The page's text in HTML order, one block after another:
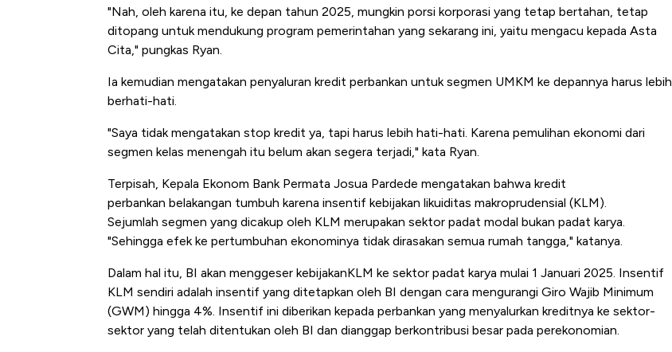
"Nah, oleh karena itu, ke depan tahun 2025, mungkin porsi korporasi yang tetap bertahan, tetap
ditopang untuk mendukung program pemerintahan yang sekarang ini, yaitu mengacu kepada Asta
Cita," pungkas Ryan.
Ia kemudian mengatakan penyaluran kredit perbankan untuk segmen UMKM ke depannya harus lebih
berhati-hati.
"Saya tidak mengatakan stop kredit ya, tapi harus lebih hati-hati. Karena pemulihan ekonomi dari
segmen kelas menengah itu belum akan segera terjadi," kata Ryan.
Terpisah, Kepala Ekonom Bank Permata Josua Pardede mengatakan bahwa kredit
perbankan belakangan tumbuh karena insentif kebijakan likuiditas makroprudensial (KLM).
Sejumlah segmen yang dicakup oleh KLM merupakan sektor padat modal bukan padat karya.
"Sehingga efek ke pertumbuhan ekonominya tidak dirasakan semua rumah tangga," katanya.
Dalam hal itu, BI akan menggeser kebijakanKLM ke sektor padat karya mulai 1 Januari 2025. Insentif
KLM sendiri adalah insentif yang ditetapkan oleh BI dengan cara mengurangi Giro Wajib Minimum
(GWM) hingga 4%. Insentif ini diberikan kepada perbankan yang menyalurkan kreditnya ke sektor-
sektor yang telah ditentukan oleh BI dan dianggap berkontribusi besar pada perekonomian.